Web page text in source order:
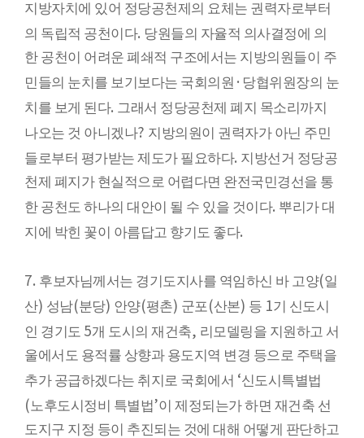
지방자치에 있어 정당공천제의 요체는 권력자로부터
의 독립적 공천이다. 당원들의 자율적 의사결정에 의
한 공천이 어려운 폐쇄적 구조에서는 지방의원들이 주
민들의 눈치를 보기보다는 국회의원 · 당협위원장의 눈
치를 보게 된다. 그래서 정당공천제 폐지 목소리까지
나오는 것 아니겠나? 지방의원이 권력자가 아닌 주민
들로부터 평가받는 제도가 필요하다. 지방선거 정당공
천제 폐지가 현실적으로 어렵다면 완전국민경선을 통
한 공천도 하나의 대안이 될 수 있을 것이다. 뿌리가 대
지에 박힌 꽃이 아름답고 향기도 좋다.
7. 후보자님께서는 경기도지사를 역임하신 바 고양(일
산) 성남(분당) 안양(평촌) 군포(산본) 등 1기 신도시
인 경기도 5개 도시의 재건축, 리모델링을 지원하고 서
울에서도 용적률 상향과 용도지역 변경 등으로 주택을
추가 공급하겠다는 취지로 국회에서 ‘신도시특별법
(노후도시정비 특별법’이 제정되는가 하면 재건축 선
도지구 지정 등이 추진되는 것에 대해 어떻게 판단하고